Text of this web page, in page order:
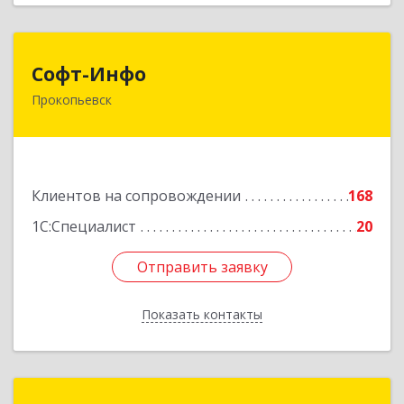
Софт-Инфо
Прокопьевск
Клиентов на сопровождении
168
1С:Специалист
20
Отправить заявку
Показать контакты
653039, Кемеровская область - Кузбасс,
Подробнее
Отправить заявку
Назад